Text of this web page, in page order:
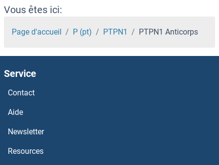
PTP4A1 Anticorps
PTOV1 Anticorps
PTMA Anticorps
PTK7 Anticorps
PTK2B Anticorps
PTHLH Anticorps
Vous êtes ici:
Page d'accueil P (pt) PTPN1 PTPN1 Anticorps
Service
Contact
Aide
Newsletter
Resources